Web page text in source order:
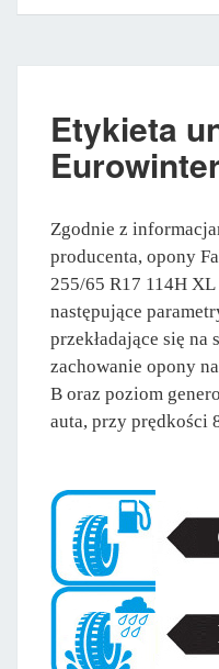
Etykieta
Zgodnie z
producenta, opony
255/65 R17 114H XL
następujące
przekładające się na
zachowanie opony
B oraz poziom
auta, przy prędkości